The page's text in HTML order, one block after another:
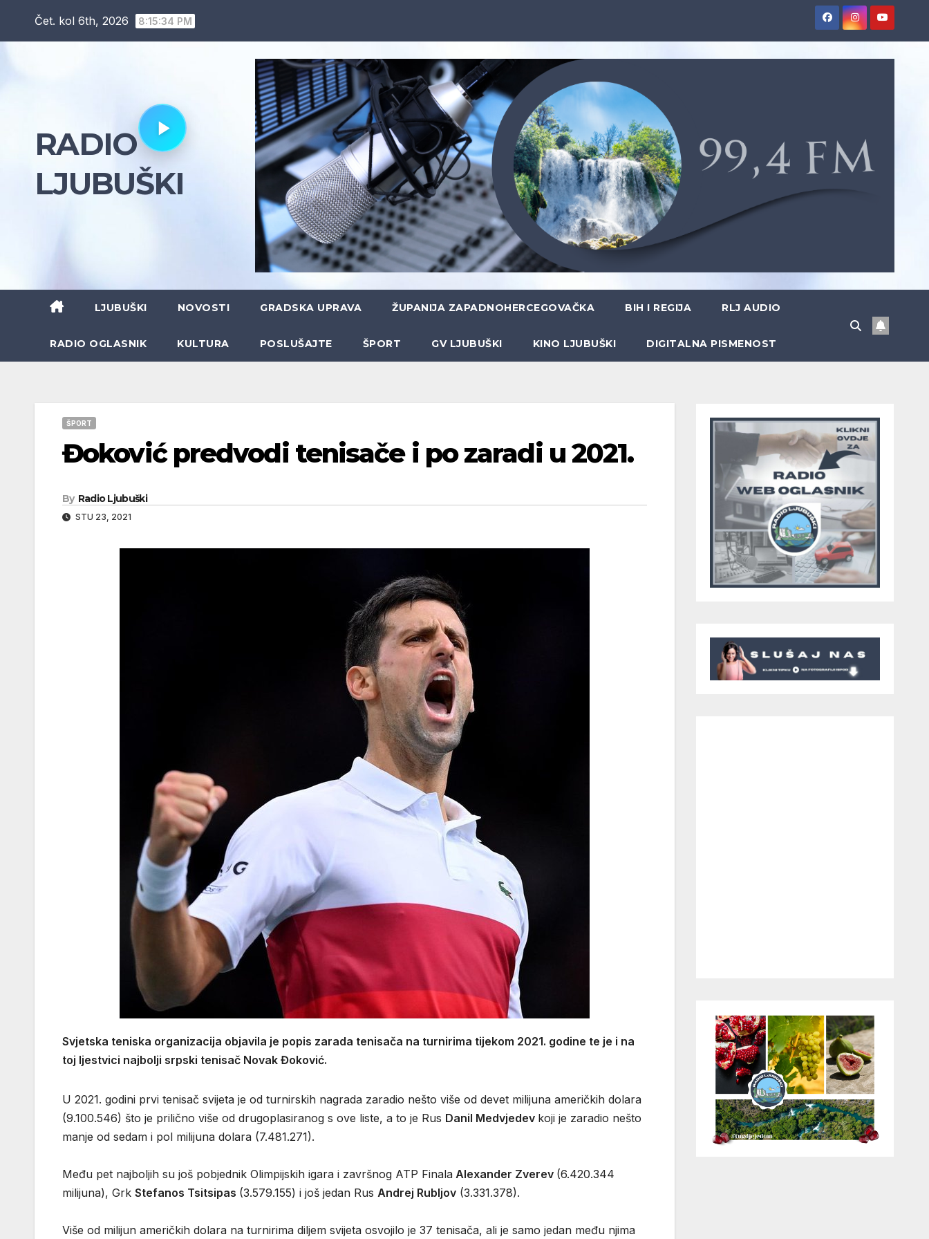
Čet. kol 6th, 2026 8:15:35 PM
RADIO
LJUBUŠKI
LJUBUŠKI NOVOSTI GRADSKA UPRAVA ŽUPANIJA ZAPADNOHERCEGOVAČKA BIH I REGIJA RLJ AUDIO
RADIO OGLASNIK KULTURA POSLUŠAJTE ŠPORT GV LJUBUŠKI KINO LJUBUŠKI DIGITALNA PISMENOST
ŠPORT
Đoković predvodi tenisače i po zaradi u 2021.
By Radio Ljubuški
STU 23, 2021
Svjetska teniska organizacija objavila je popis zarada tenisača na turnirima tijekom 2021. godine te je i na
toj ljestvici najbolji srpski tenisač Novak Đoković.
U 2021. godini prvi tenisač svijeta je od turnirskih nagrada zaradio nešto više od devet milijuna američkih dolara
(9.100.546) što je prilično više od drugoplasiranog s ove liste, a to je Rus Danil Medvjedev koji je zaradio nešto
manje od sedam i pol milijuna dolara (7.481.271).
Među pet najboljih su još pobjednik Olimpijskih igara i završnog ATP Finala Alexander Zverev (6.420.344
milijuna), Grk Stefanos Tsitsipas (3.579.155) i još jedan Rus Andrej Rubljov (3.331.378).
Više od milijun američkih dolara na turnirima diljem svijeta osvojilo je 37 tenisača, ali je samo jedan među njima